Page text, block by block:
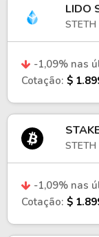
LIDO
STETH
-1,09% nas
Cotação: $
STETH
-1,09% nas
Cotação: $